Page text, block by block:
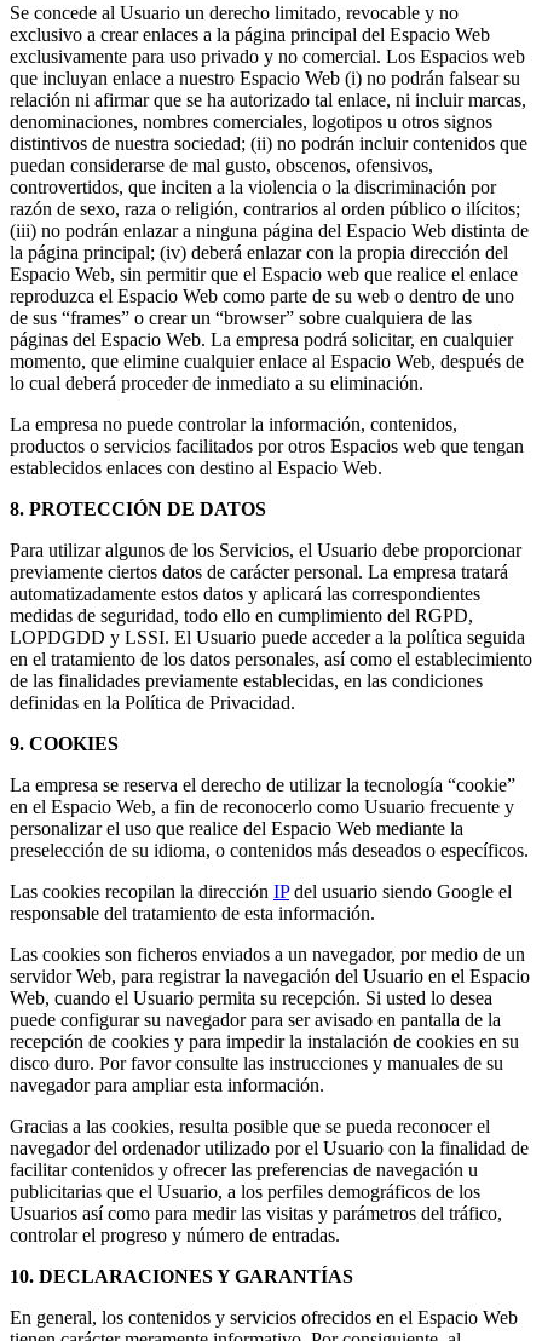
Se concede al Usuario un derecho limitado, revocable y no
exclusivo a crear enlaces a la página principal del Espacio Web
exclusivamente para uso privado y no comercial. Los Espacios web
que incluyan enlace a nuestro Espacio Web (i) no podrán falsear su
relación ni afirmar que se ha autorizado tal enlace, ni incluir marcas,
denominaciones, nombres comerciales, logotipos u otros signos
distintivos de nuestra sociedad; (ii) no podrán incluir contenidos que
puedan considerarse de mal gusto, obscenos, ofensivos,
controvertidos, que inciten a la violencia o la discriminación por
razón de sexo, raza o religión, contrarios al orden público o ilícitos;
(iii) no podrán enlazar a ninguna página del Espacio Web distinta de
la página principal; (iv) deberá enlazar con la propia dirección del
Espacio Web, sin permitir que el Espacio web que realice el enlace
reproduzca el Espacio Web como parte de su web o dentro de uno
de sus “frames” o crear un “browser” sobre cualquiera de las
páginas del Espacio Web. La empresa podrá solicitar, en cualquier
momento, que elimine cualquier enlace al Espacio Web, después de
lo cual deberá proceder de inmediato a su eliminación.
La empresa no puede controlar la información, contenidos,
productos o servicios facilitados por otros Espacios web que tengan
establecidos enlaces con destino al Espacio Web.
8. PROTECCIÓN DE DATOS
Para utilizar algunos de los Servicios, el Usuario debe proporcionar
previamente ciertos datos de carácter personal. La empresa tratará
automatizadamente estos datos y aplicará las correspondientes
medidas de seguridad, todo ello en cumplimiento del RGPD,
LOPDGDD y LSSI. El Usuario puede acceder a la política seguida
en el tratamiento de los datos personales, así como el establecimiento
de las finalidades previamente establecidas, en las condiciones
definidas en la Política de Privacidad.
9. COOKIES
La empresa se reserva el derecho de utilizar la tecnología “cookie”
en el Espacio Web, a fin de reconocerlo como Usuario frecuente y
personalizar el uso que realice del Espacio Web mediante la
preselección de su idioma, o contenidos más deseados o específicos.
Las cookies recopilan la dirección IPdel usuario siendo Google el
responsable del tratamiento de esta información.
Las cookies son ficheros enviados a un navegador, por medio de un
servidor Web, para registrar la navegación del Usuario en el Espacio
Web, cuando el Usuario permita su recepción. Si usted lo desea
puede configurar su navegador para ser avisado en pantalla de la
recepción de cookies y para impedir la instalación de cookies en su
disco duro. Por favor consulte las instrucciones y manuales de su
navegador para ampliar esta información.
Gracias a las cookies, resulta posible que se pueda reconocer el
navegador del ordenador utilizado por el Usuario con la finalidad de
facilitar contenidos y ofrecer las preferencias de navegación u
publicitarias que el Usuario, a los perfiles demográficos de los
Usuarios así como para medir las visitas y parámetros del tráfico,
controlar el progreso y número de entradas.
10. DECLARACIONES Y GARANTÍAS
En general, los contenidos y servicios ofrecidos en el Espacio Web